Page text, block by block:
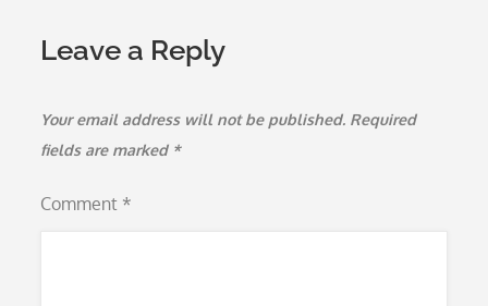
Leave a Reply
Your email address will not be published. Required
fields are marked *
Comment *